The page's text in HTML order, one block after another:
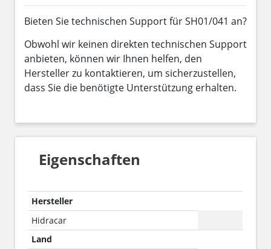
Bieten Sie technischen Support für SH01/041 an?
Obwohl wir keinen direkten technischen Support
anbieten, können wir Ihnen helfen, den
Hersteller zu kontaktieren, um sicherzustellen,
dass Sie die benötigte Unterstützung erhalten.
Eigenschaften
Hersteller
Hidracar
Land